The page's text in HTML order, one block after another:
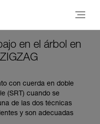
en el árbol en
con cuerda en doble
(SRT) cuando se
de las dos técnicas
y son adecuadas